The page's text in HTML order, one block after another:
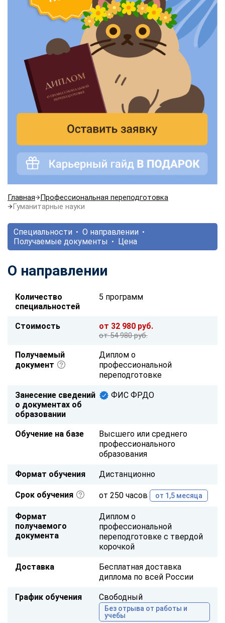
Главная
Профессиональная переподготовка
Гуманитарные науки
Специальности
О направлении
Получаемые документы
Цена
О направлении
Количество
специальностей
5 программ
Стоимость от 32 980 руб.
от 54 980 руб.
Получаемый
документ
Диплом о
профессиональной
переподготовке
Занесение сведений
о документах об
образовании
ФИС ФРДО
Обучение на базе
Высшего или среднего
профессионального
образования
Формат обучения Дистанционно
Срок обучения от 250 часов от 1,5 месяца
Формат
получаемого
документа
Диплом о
профессиональной
переподготовке с твердой
корочкой
Доставка
Бесплатная доставка
диплома по всей России
График обучения Свободный
Без отрыва от работы и
учебы